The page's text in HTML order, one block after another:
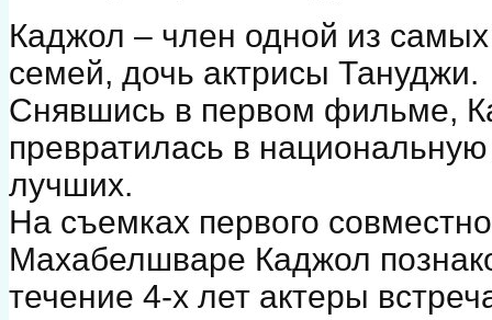
Каджол – член одной из
семей, дочь актрисы Тануджи.
Снявшись в первом фильме,
превратилась в
лучших.
На съемках первого
Махабелшваре Каджол
течение 4-х лет актеры